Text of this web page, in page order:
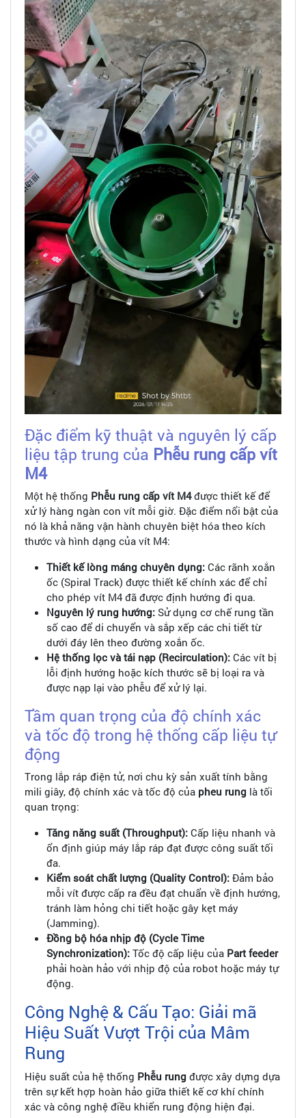
Đặc điểm kỹ thuật và nguyên lý cấp
liệu tập trung của Phễu rung cấp vít
M4
Một hệ thống Phễu rung cấp vít M4được thiết kế để
xử lý hàng ngàn con vít mỗi giờ. Đặc điểm nổi bật của
nó là khả năng vận hành chuyên biệt hóa theo kích
thước và hình dạng của vít M4:
Thiết kế lòng máng chuyên dụng: Các rãnh xoắn
ốc (Spiral Track) được thiết kế chính xác để chỉ
cho phép vít M4 đã được định hướng đi qua.
Nguyên lý rung hướng: Sử dụng cơ chế rung tần
số cao để di chuyển và sắp xếp các chi tiết từ
dưới đáy lên theo đường xoắn ốc.
Hệ thống lọc và tái nạp (Recirculation): Các vít bị
lỗi định hướng hoặc kích thước sẽ bị loại ra và
được nạp lại vào phễu để xử lý lại.
Tầm quan trọng của độ chính xác
và tốc độ trong hệ thống cấp liệu tự
động
Trong lắp ráp điện tử, nơi chu kỳ sản xuất tính bằng
mili giây, độ chính xác và tốc độ của pheu rung là tối
quan trọng:
Tăng năng suất (Throughput): Cấp liệu nhanh và
ổn định giúp máy lắp ráp đạt được công suất tối
đa.
Kiểm soát chất lượng (Quality Control): Đảm bảo
mỗi vít được cấp ra đều đạt chuẩn về định hướng,
tránh làm hỏng chi tiết hoặc gây kẹt máy
(Jamming).
Đồng bộ hóa nhịp độ (Cycle Time
Synchronization): Tốc độ cấp liệu của Part feeder
phải hoàn hảo với nhịp độ của robot hoặc máy tự
động.
Công Nghệ & Cấu Tạo: Giải mã
Hiệu Suất Vượt Trội của Mâm
Rung
Hiệu suất của hệ thống Phễu rung được xây dựng dựa
trên sự kết hợp hoàn hảo giữa thiết kế cơ khí chính
xác và công nghệ điều khiển rung động hiện đại.